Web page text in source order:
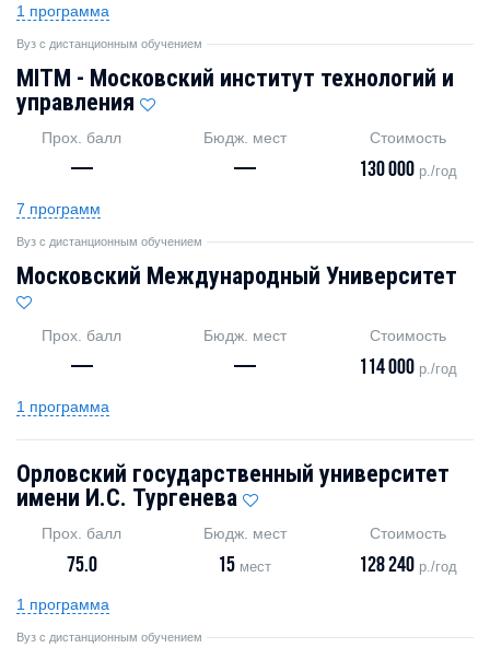
1 программа
Вуз с дистанционным обучением
MITM - Московский институт технологий и
управления
Прох. балл
—
Бюдж. мест
—
Стоимость
130 000 р./год
7 программ
Вуз с дистанционным обучением
Московский Международный Университет
Прох. балл
—
Бюдж. мест
—
Стоимость
114 000 р./год
1 программа
Орловский государственный университет
имени И.С. Тургенева
Прох. балл
75.0
Бюдж. мест
15 мест
Стоимость
128 240 р./год
1 программа
Вуз с дистанционным обучением